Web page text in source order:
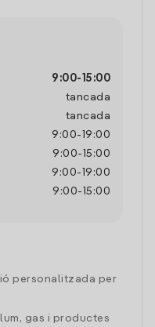
9:00- 15:00
tancada
tancada
9:00- 19:00
9:00- 15:00
9:00- 19:00
9:00- 15:00
personalitzada per
gas i productes